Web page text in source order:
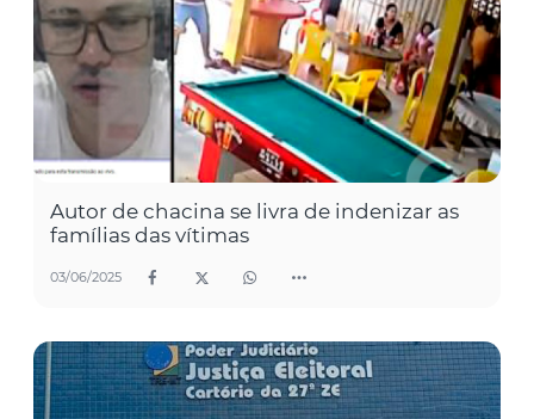
Autor de chacina se livra de indenizar as
famílias das vítimas
03/06/2025